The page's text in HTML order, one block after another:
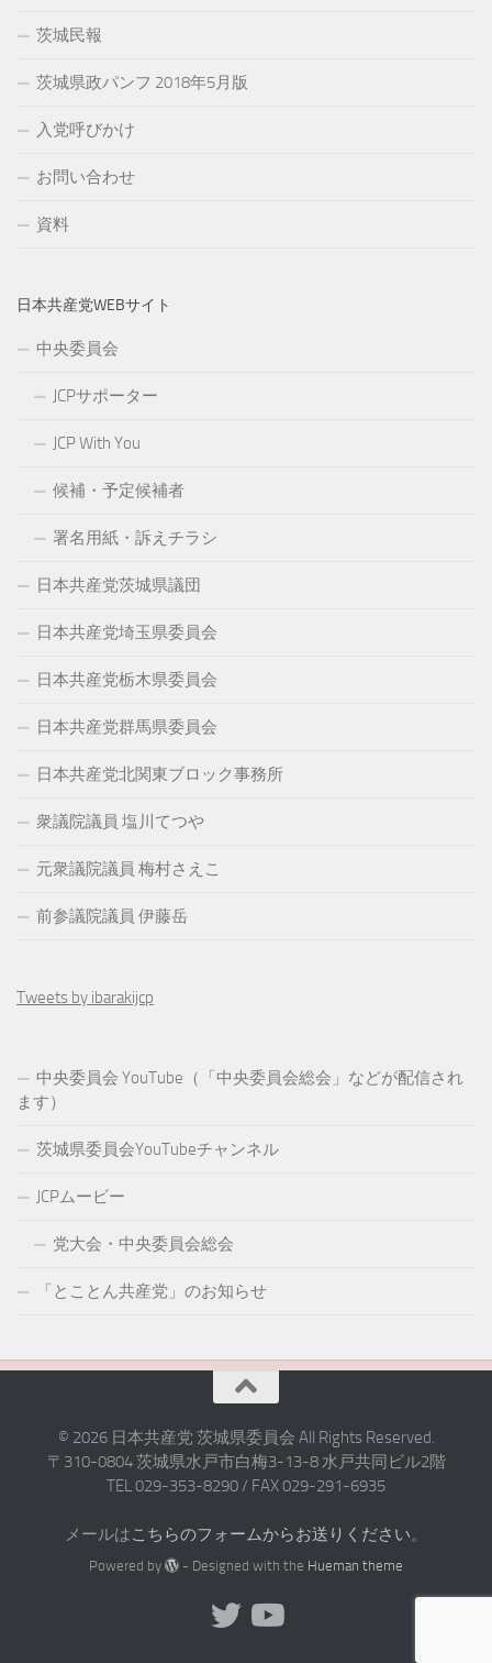
茨城民報
茨城県政パンフ 2018年5月版
入党呼びかけ
お問い合わせ
資料
日本共産党WEBサイト
中央委員会
JCPサポーター
JCP With You
候補・予定候補者
署名用紙・訴えチラシ
日本共産党茨城県議団
日本共産党埼玉県委員会
日本共産党栃木県委員会
日本共産党群馬県委員会
日本共産党北関東ブロック事務所
衆議院議員 塩川てつや
元衆議院議員 梅村さえこ
前参議院議員 伊藤岳
Tweets by ibarakijcp
中央委員会 YouTube（「中央委員会総会」などが配信され
ます）
茨城県委員会YouTubeチャンネル
JCPムービー
党大会・中央委員会総会
「とことん共産党」のお知らせ
© 2026 日本共産党 茨城県委員会 All Rights Reserved.
〒310-0804 茨城県水戸市白梅3-13-8 水戸共同ビル2階
TEL 029-353-8290 / FAX 029-291-6935
メールはこちらのフォームからお送りください。
Powered by - Designed with the Hueman theme